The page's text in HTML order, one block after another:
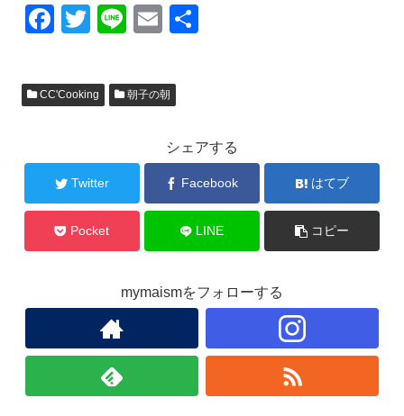
F
c
e
o
o
k
T
tt
er
Li
e
E
ail
CC'Cooking 朝子の朝
シェアする
Twitter Facebook はてブ
Pocket LINE コピー
mymaismをフォローする